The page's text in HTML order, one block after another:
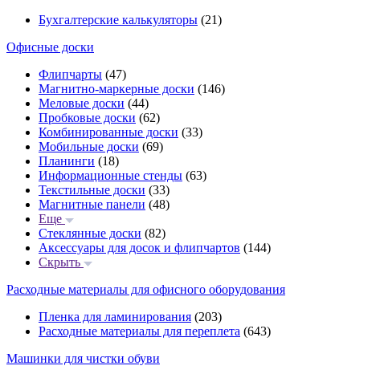
Бухгалтерские калькуляторы (21)
Офисные доски
Флипчарты (47)
Магнитно-маркерные доски (146)
Меловые доски (44)
Пробковые доски (62)
Комбинированные доски (33)
Мобильные доски (69)
Планинги (18)
Информационные стенды (63)
Текстильные доски (33)
Магнитные панели (48)
Еще
Стеклянные доски (82)
Аксессуары для досок и флипчартов (144)
Скрыть
Расходные материалы для офисного оборудования
Пленка для ламинирования (203)
Расходные материалы для переплета (643)
Машинки для чистки обуви